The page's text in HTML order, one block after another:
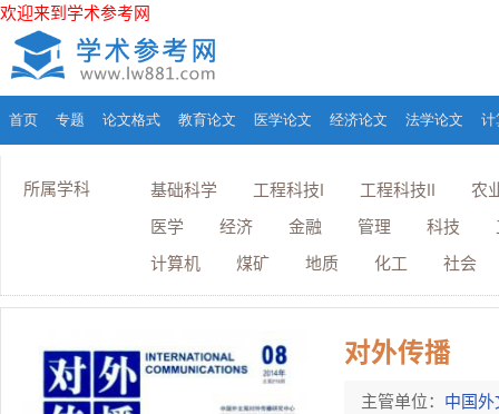
欢迎来到学术参考网
首页 专题 论文格式 教育论文 医学论文 经济论文 法学论文 计
所属学科 基础科学 工程科技I 工程科技II
农
医学
经济 金融 管理 科技
计算机
煤矿 地质 化工 社会
对外传播
主管单位： 中国